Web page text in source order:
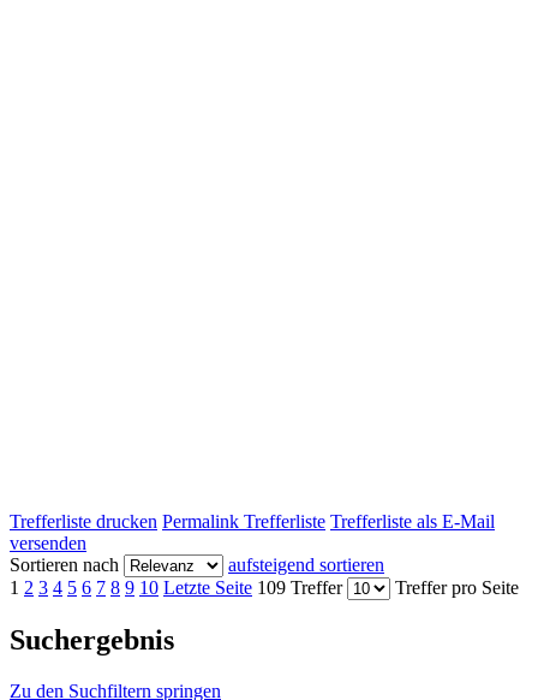
Trefferliste drucken Permalink Trefferliste Trefferliste als E-Mail
versenden
Sortieren nach
aufsteigend sortieren
1 2 3 4 5 6 7 8 9 10 Letzte Seite 109 Treffer Treffer pro Seite
Suchergebnis
Zu den Suchfiltern springen